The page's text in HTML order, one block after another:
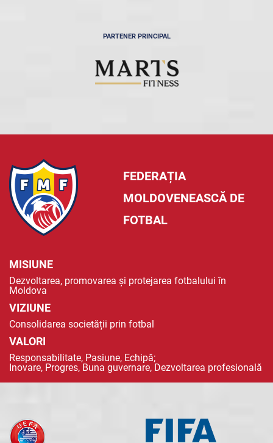
PARTENER PRINCIPAL
FEDERAȚIA
MOLDOVENEASCĂ DE
FOTBAL
MISIUNE
Dezvoltarea, promovarea și protejarea fotbalului în
Moldova
VIZIUNE
Consolidarea societății prin fotbal
VALORI
Responsabilitate, Pasiune, Echipă;
Inovare, Progres, Buna guvernare, Dezvoltarea profesională